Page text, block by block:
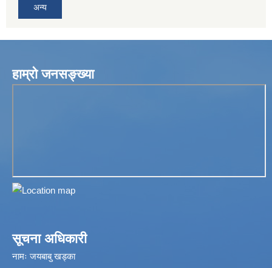
अन्य
हाम्रो जनसङ्ख्या
सूचना अधिकारी
नामः जयबाबु खड्का